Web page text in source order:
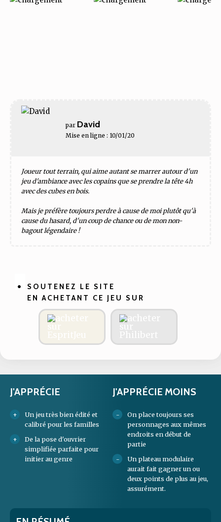
par David
Mise en ligne : 10/01/20
Joueur tout terrain, qui aime autant se marrer autour d'un
jeu d'ambiance avec les copains que se prendre la tête 4h
avec des cubes en bois.
Mais je préfère toujours perdre à cause de moi plutôt qu'à
cause du hasard, d'un coup de chance ou de mon non-
bagout légendaire !
SOUTENEZ LE SITE
EN ACHETANT CE JEU SUR
J'APPRÉCIE
Un jeu très bien édité et
calibré pour les familles
De la pose d'ouvrier
simplifiée parfaite pour
initier au genre
J'APPRÉCIE MOINS
On place toujours ses
personnages aux mêmes
endroits en début de
partie
Un plateau modulaire
aurait fait gagner un ou
deux points de plus au jeu,
assurément.